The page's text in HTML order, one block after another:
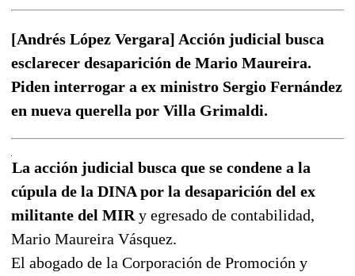
[Andrés López Vergara] Acción judicial busca
esclarecer desaparición de Mario Maureira.
Piden interrogar a ex ministro Sergio Fernández
en nueva querella por Villa Grimaldi.
La acción judicial busca que se condene a la
cúpula de la DINA por la desaparición del ex
militante del MIR y egresado de contabilidad,
Mario Maureira Vásquez.
El abogado de la Corporación de Promoción y